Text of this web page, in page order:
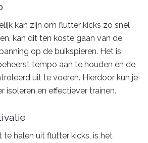
kan zijn om flutter kicks zo snel
kan dit ten koste gaan van de
op de buikspieren. Het is
tempo aan te houden en de
uit te voeren. Hierdoor kun je
isoleren en effectiever trainen.
halen uit flutter kicks, is het